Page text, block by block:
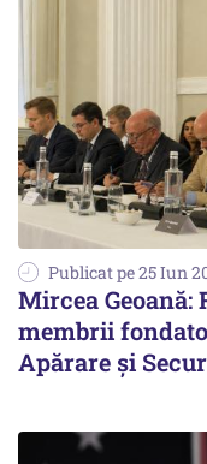
Publicat pe 25 Iun
Mircea
membrii
Apărare și